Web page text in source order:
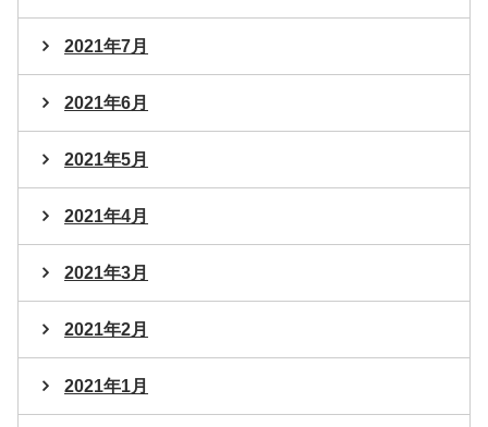
2021年7月
2021年6月
2021年5月
2021年4月
2021年3月
2021年2月
2021年1月